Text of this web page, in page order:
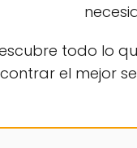
todo lo
el mejor